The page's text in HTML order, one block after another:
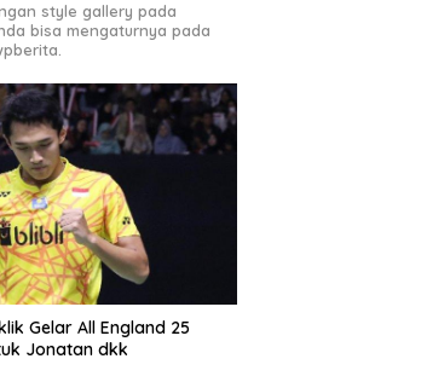
style gallery pada
bisa mengaturnya pada
Gelar All England 25
Jonatan dkk